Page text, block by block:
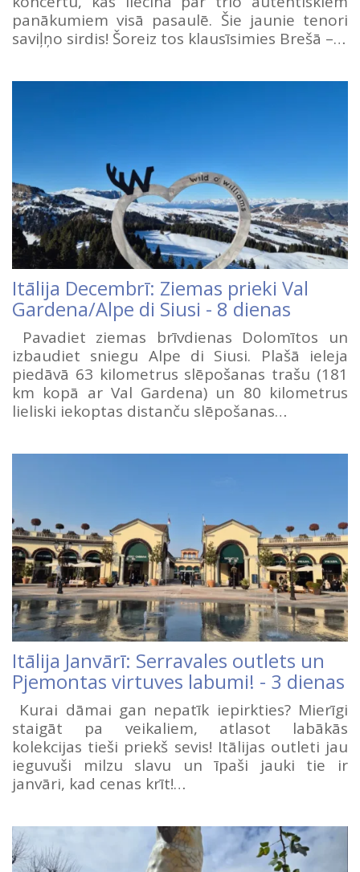
panākumiem visā pasaulē. Šie jaunie tenori
saviļņo sirdis! Šoreiz tos klausīsimies Brešā –…
Itālija Decembrī: Ziemas prieki Val
Gardena/Alpe di Siusi - 8 dienas
Pavadiet ziemas brīvdienas Dolomītos un
izbaudiet sniegu Alpe di Siusi. Plašā ieleja
piedāvā 63 kilometrus slēpošanas trašu (181
km kopā ar Val Gardena) un 80 kilometrus
lieliski iekoptas distanču slēpošanas…
Itālija Janvārī: Serravales outlets un
Pjemontas virtuves labumi! - 3 dienas
Kurai dāmai gan nepatīk iepirkties? Mierīgi
staigāt pa veikaliem, atlasot labākās
kolekcijas tieši priekš sevis! Itālijas outleti jau
ieguvuši milzu slavu un īpaši jauki tie ir
janvāri, kad cenas krīt!…